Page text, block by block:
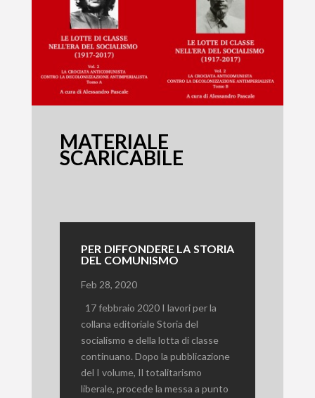
MATERIALE
SCARICABILE
PER DIFFONDERE LA STORIA
DEL COMUNISMO
Feb 28, 2020
17 febbraio 2020 I lavori per la
collana editoriale Storia del
socialismo e della lotta di classe
continuano. Dopo la pubblicazione
del I volume, Il totalitarismo
liberale, procede la messa a punto